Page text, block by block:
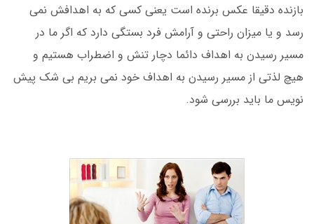
بازنده دقیقا عکس برنده است یعنی کسی که به اهدافش نمی
رسد و یا میزان راحتی و آرامش فرد بستگی دارد که اگر ما در
مسیر رسیدن به اهداف دائما دچار تنش و اضطراب هستیم و
هیچ لذتی از مسیر رسیدن به اهداف خود نمی بریم بی شک پیش
نویس ما باید بررسی شود.